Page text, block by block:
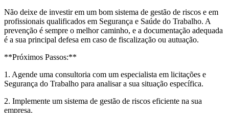
Não deixe de investir em um bom sistema de gestão de riscos e em
profissionais qualificados em Segurança e Saúde do Trabalho. A
prevenção é sempre o melhor caminho, e a documentação adequada
é a sua principal defesa em caso de fiscalização ou autuação.
**Próximos Passos:**
1. Agende uma consultoria com um especialista em licitações e
Segurança do Trabalho para analisar a sua situação específica.
2. Implemente um sistema de gestão de riscos eficiente na sua
empresa.